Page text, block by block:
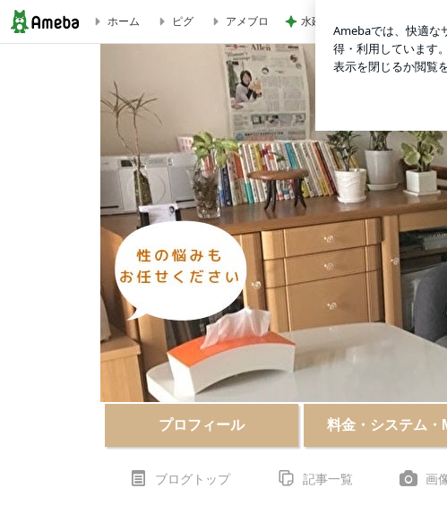
託児所利用の面会交流支援をフォーラムで発表しました | 夫婦問題
ホーム ピグ アメブロ 水廻りがない2階に作ったキッ
ブログトップ 記事一覧 画
プロフィール 料金・システム・